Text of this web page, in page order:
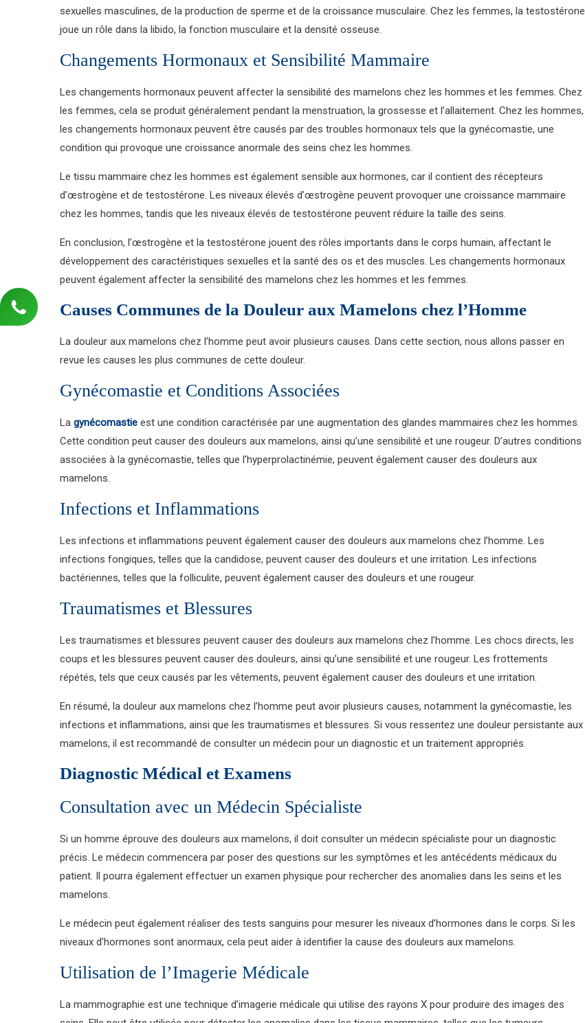
sexuelles masculines, de la production de sperme et de la croissance musculaire. Chez les femmes, la testostérone
joue un rôle dans la libido, la fonction musculaire et la densité osseuse.
Changements Hormonaux et Sensibilité Mammaire
Les changements hormonaux peuvent affecter la sensibilité des mamelons chez les hommes et les femmes. Chez
les femmes, cela se produit généralement pendant la menstruation, la grossesse et l’allaitement. Chez les hommes,
les changements hormonaux peuvent être causés par des troubles hormonaux tels que la gynécomastie, une
condition qui provoque une croissance anormale des seins chez les hommes.
Le tissu mammaire chez les hommes est également sensible aux hormones, car il contient des récepteurs
d’œstrogène et de testostérone. Les niveaux élevés d’œstrogène peuvent provoquer une croissance mammaire
chez les hommes, tandis que les niveaux élevés de testostérone peuvent réduire la taille des seins.
En conclusion, l’œstrogène et la testostérone jouent des rôles importants dans le corps humain, affectant le
développement des caractéristiques sexuelles et la santé des os et des muscles. Les changements hormonaux
peuvent également affecter la sensibilité des mamelons chez les hommes et les femmes.
Causes Communes de la Douleur aux Mamelons chez l’Homme
La douleur aux mamelons chez l’homme peut avoir plusieurs causes. Dans cette section, nous allons passer en
revue les causes les plus communes de cette douleur.
Gynécomastie et Conditions Associées
La gynécomastie est une condition caractérisée par une augmentation des glandes mammaires chez les hommes.
Cette condition peut causer des douleurs aux mamelons, ainsi qu’une sensibilité et une rougeur. D’autres conditions
associées à la gynécomastie, telles que l’hyperprolactinémie, peuvent également causer des douleurs aux
mamelons.
Infections et Inflammations
Les infections et inflammations peuvent également causer des douleurs aux mamelons chez l’homme. Les
infections fongiques, telles que la candidose, peuvent causer des douleurs et une irritation. Les infections
bactériennes, telles que la folliculite, peuvent également causer des douleurs et une rougeur.
Traumatismes et Blessures
Les traumatismes et blessures peuvent causer des douleurs aux mamelons chez l’homme. Les chocs directs, les
coups et les blessures peuvent causer des douleurs, ainsi qu’une sensibilité et une rougeur. Les frottements
répétés, tels que ceux causés par les vêtements, peuvent également causer des douleurs et une irritation.
En résumé, la douleur aux mamelons chez l’homme peut avoir plusieurs causes, notamment la gynécomastie, les
infections et inflammations, ainsi que les traumatismes et blessures. Si vous ressentez une douleur persistante aux
mamelons, il est recommandé de consulter un médecin pour un diagnostic et un traitement appropriés.
Diagnostic Médical et Examens
Consultation avec un Médecin Spécialiste
Si un homme éprouve des douleurs aux mamelons, il doit consulter un médecin spécialiste pour un diagnostic
précis. Le médecin commencera par poser des questions sur les symptômes et les antécédents médicaux du
patient. Il pourra également effectuer un examen physique pour rechercher des anomalies dans les seins et les
mamelons.
Le médecin peut également réaliser des tests sanguins pour mesurer les niveaux d’hormones dans le corps. Si les
niveaux d’hormones sont anormaux, cela peut aider à identifier la cause des douleurs aux mamelons.
Utilisation de l’Imagerie Médicale
La mammographie est une technique d’imagerie médicale qui utilise des rayons X pour produire des images des